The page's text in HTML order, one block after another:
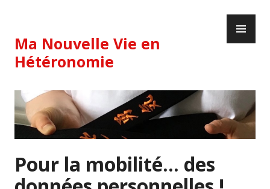
content
Ma Nouvelle Vie en
Hétéronomie
Pour la mobilité… des